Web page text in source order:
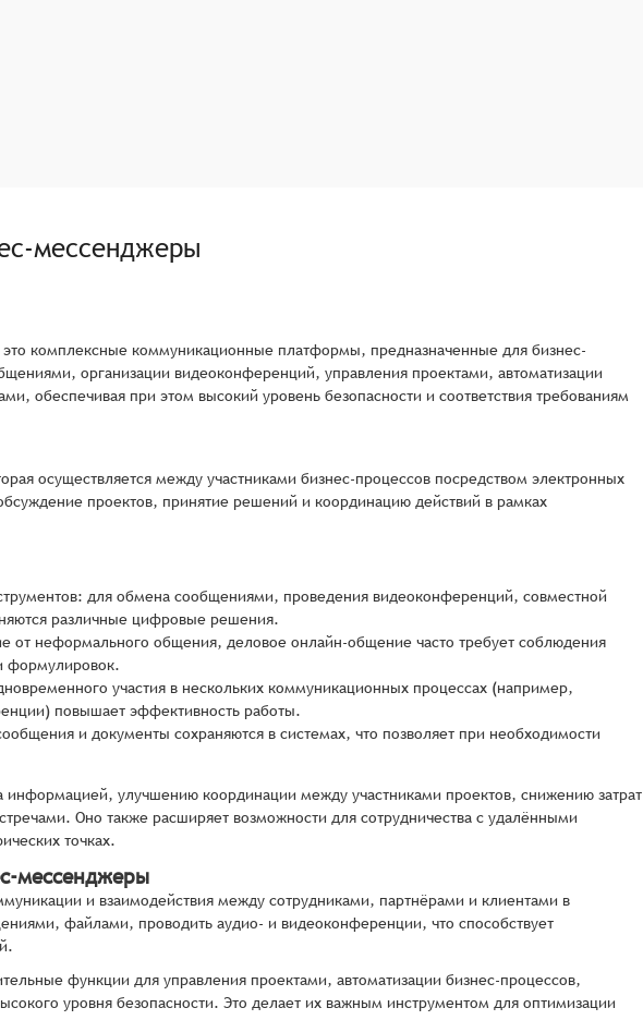
мессенджеры
комплексные коммуникационные платформы, предназначенные для бизнес-
организации видеоконференций, управления проектами, автоматизации
обеспечивая при этом высокий уровень безопасности и соответствия требованиям
осуществляется между участниками бизнес-процессов посредством электронных
проектов, принятие решений и координацию действий в рамках
для обмена сообщениями, проведения видеоконференций, совместной
различные цифровые решения.
от неформального общения, деловое онлайн-общение часто требует соблюдения
формулировок.
участия в нескольких коммуникационных процессах (например,
повышает эффективность работы.
и документы сохраняются в системах, что позволяет при необходимости
улучшению координации между участниками проектов, снижению затрат
Оно также расширяет возможности для сотрудничества с удалёнными
точках.
мессенджеры
и взаимодействия между сотрудниками, партнёрами и клиентами в
файлами, проводить аудио- и видеоконференции, что способствует
функции для управления проектами, автоматизации бизнес-процессов,
уровня безопасности. Это делает их важным инструментом для оптимизации